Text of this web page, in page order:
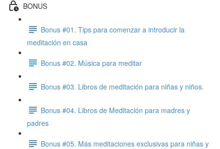
BONUS
Bonus #01. Tips para comenzar a introducir la
meditación en casa
Bonus #02. Música para meditar
Bonus #03. Libros de meditación para niñas y niños.
Bonus #04. Libros de Meditación para madres y
padres
Bonus #05. Más meditaciones exclusivas para niñas y